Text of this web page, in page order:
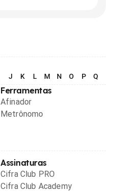
J K L M N O P Q
Ferramentas
Afinador
Metrônomo
Assinaturas
Cifra Club PRO
Cifra Club Academy